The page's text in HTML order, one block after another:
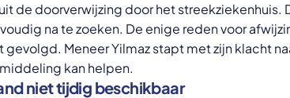
de doorverwijzing door het streekziekenhuis.
na te zoeken. De enige reden voor
Meneer Yilmaz stapt met zijn klacht
kan helpen.
niet tijdig beschikbaar